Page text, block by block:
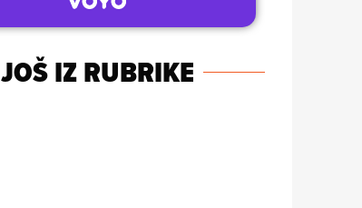
JOŠ IZ RUBRIKE